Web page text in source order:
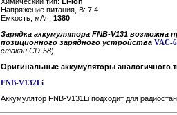
Напряжение питания, В: 7.4
Емкость, мАч: 1380
Зарядка аккумулятора FNB-V131
позиционного зарядного устройства VAC-
стакан CD-58)
Оригинальные аккумуляторы аналогичного
FNB-V132Li
Аккумулятор FNB-V131Li подходит для